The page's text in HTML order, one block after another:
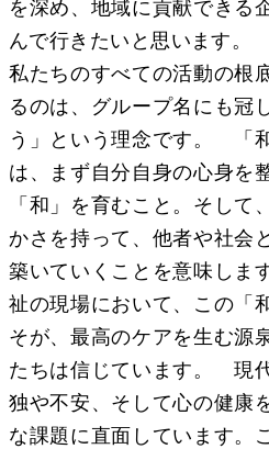
を深め、地域に貢献できる
んで行きたいと思います。
私たちのすべての活動の根
るのは、グループ名にも冠
う」という理念です。 「
は、まず自分自身の心身を
「和」を育むこと。そして
かさを持って、他者や社会
築いていくことを意味しま
祉の現場において、この「
そが、最高のケアを生む源
たちは信じています。 現
独や不安、そして心の健康
な課題に直面しています。